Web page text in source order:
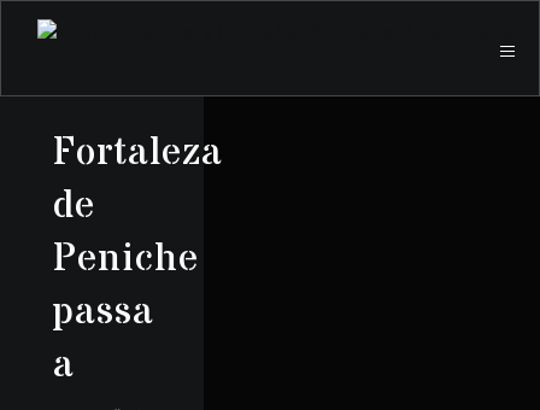
Fortaleza
de
Peniche
passa
a